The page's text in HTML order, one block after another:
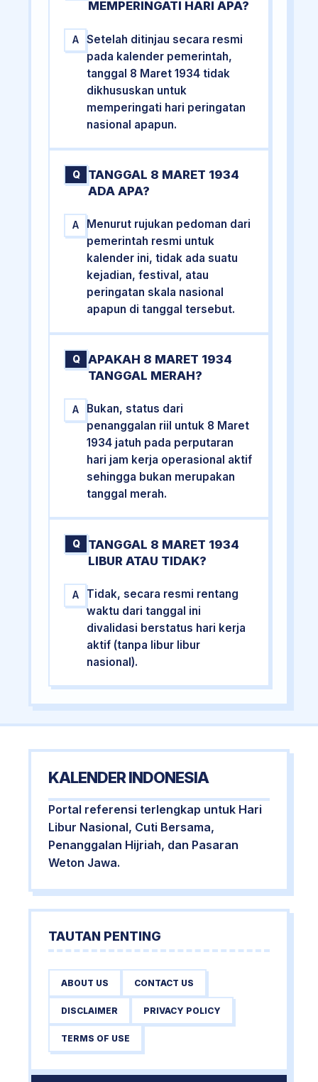
MEMPERINGATI HARI APA?
A
Setelah ditinjau secara resmi
pada kalender pemerintah,
tanggal 8 Maret 1934 tidak
dikhususkan untuk
memperingati hari peringatan
nasional apapun.
Q
TANGGAL 8 MARET 1934
ADA APA?
A
Menurut rujukan pedoman dari
pemerintah resmi untuk
kalender ini, tidak ada suatu
kejadian, festival, atau
peringatan skala nasional
apapun di tanggal tersebut.
Q
APAKAH 8 MARET 1934
TANGGAL MERAH?
A
Bukan, status dari
penanggalan riil untuk 8 Maret
1934 jatuh pada perputaran
hari jam kerja operasional aktif
sehingga bukan merupakan
tanggal merah.
Q
TANGGAL 8 MARET 1934
LIBUR ATAU TIDAK?
A
Tidak, secara resmi rentang
waktu dari tanggal ini
divalidasi berstatus hari kerja
aktif (tanpa libur libur
nasional).
KALENDER INDONESIA
Portal referensi terlengkap untuk Hari
Libur Nasional, Cuti Bersama,
Penanggalan Hijriah, dan Pasaran
Weton Jawa.
TAUTAN PENTING
ABOUT US CONTACT US
DISCLAIMER PRIVACY POLICY
TERMS OF USE